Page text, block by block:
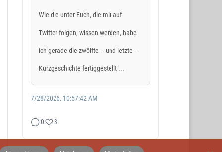
Wie die unter Euch, die mir auf
Twitter folgen, wissen werden, habe
ich gerade die zwölfte – und letzte –
Kurzgeschichte fertiggestellt ...
7/28/2026, 10:57:42 AM
0 3